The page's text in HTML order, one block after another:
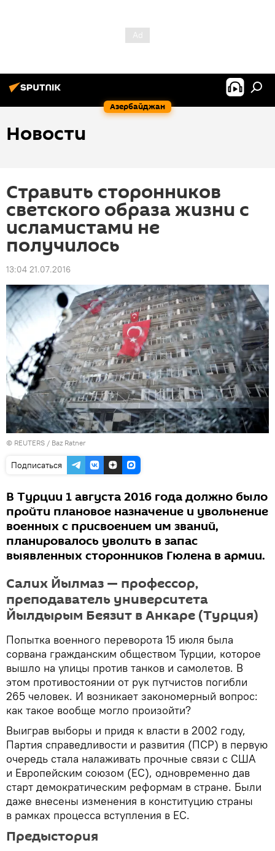
Азербайджан
Новости
Стравить сторонников
светского образа жизни с
исламистами не
получилось
13:04 21.07.2016
© REUTERS / Baz Ratner
Подписаться
В Турции 1 августа 2016 года должно было
пройти плановое назначение и увольнение
военных с присвоением им званий,
планировалось уволить в запас
выявленных сторонников Гюлена в армии.
Салих Йылмаз — профессор,
преподаватель университета
Йылдырым Беязит в Анкаре (Турция)
Попытка военного переворота 15 июля была
сорвана гражданским обществом Турции, которое
вышло на улицы против танков и самoлетов. В
этом противостоянии от рук путчистов погибли
265 человек. И возникает закономерный вопрос:
как такое вообще могло произойти?
Выиграв выборы и придя к власти в 2002 году,
Партия справедливости и развития (ПСР) в первую
очередь стала налаживать прочные связи с США
и Европейским союзом (ЕС), одновременно дав
старт демократическим реформам в стране. Были
даже внесены изменения в конституцию страны
в рамках процесса вступления в ЕС.
Предыстория